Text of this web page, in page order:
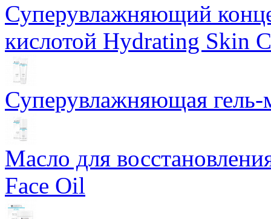
Суперувлажняющий
кислотой Hydrating Skin
Суперувлажняющая
Масло для
Face Oil